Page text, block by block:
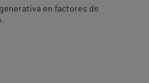
en factores de